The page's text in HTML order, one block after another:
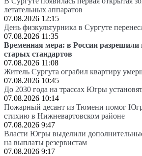
летательных аппаратов
07.08.2026 12:15
День физкультурника в Сургуте
07.08.2026 11:35
Временная мера: в России разрешили
старых стандартов
07.08.2026 11:08
Житель Сургута ограбил квартиру
07.08.2026 10:45
До 2030 года на трассах Югры
07.08.2026 10:14
Пожарный десант из Тюмени помог
стихию в Нижневартовском районе
07.08.2026 9:47
Власти Югры выделили
на выплаты резервистам
07.08.2026 9:17